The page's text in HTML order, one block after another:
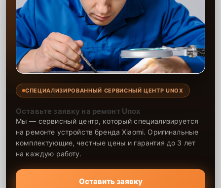
СПЕЦИАЛИЗИРОВАННЫЙ СЕРВИСНЫЙ ЦЕНТР UNOX
Оставьте заявку на ремонт Unox
Мы — сервисный центр, который специализируется
на ремонте устройств бренда Xiaomi. Оригинальные
комплектующие, честные цены и гарантия до 3 лет
на каждую работу.
Оставить заявку